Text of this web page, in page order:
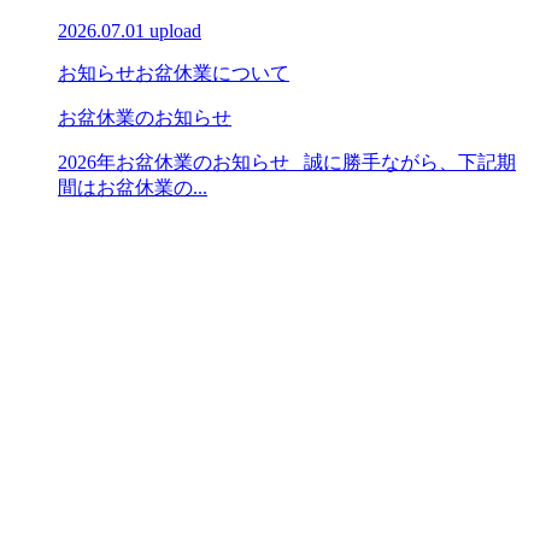
2026.07.01 upload
お知らせお盆休業について
お盆休業のお知らせ
2026年お盆休業のお知らせ 誠に勝手ながら、下記期
間はお盆休業の...